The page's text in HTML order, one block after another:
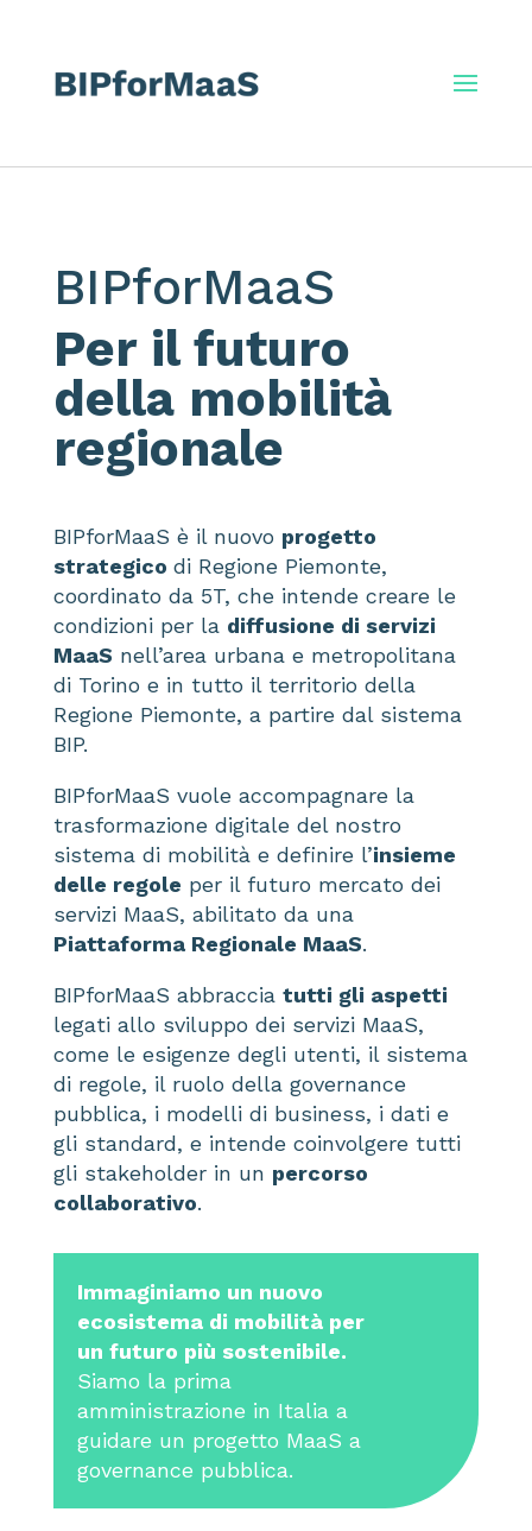
BIPforMaaS
Per il futuro
della mobilità
regionale
BIPforMaaS è il nuovo progetto
strategico di Regione Piemonte,
coordinato da 5T, che intende creare le
condizioni per la diffusione di servizi
MaaS nell’area urbana e metropolitana
di Torino e in tutto il territorio della
Regione Piemonte, a partire dal sistema
BIP.
BIPforMaaS vuole accompagnare la
trasformazione digitale del nostro
sistema di mobilità e definire l’insieme
delle regole per il futuro mercato dei
servizi MaaS, abilitato da una
Piattaforma Regionale MaaS.
BIPforMaaS abbraccia tutti gli aspetti
legati allo sviluppo dei servizi MaaS,
come le esigenze degli utenti, il sistema
di regole, il ruolo della governance
pubblica, i modelli di business, i dati e
gli standard, e intende coinvolgere tutti
gli stakeholder in un percorso
collaborativo.
Immaginiamo un nuovo
ecosistema di mobilità per
un futuro più sostenibile.
Siamo la prima
amministrazione in Italia a
guidare un progetto MaaS a
governance pubblica.